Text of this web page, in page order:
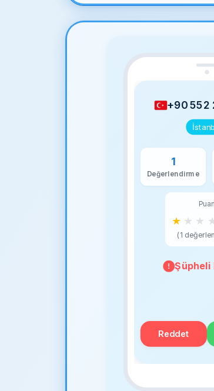
+90 552
1
Değerlendirme
Puan
★ ★ ★
(1
Şüpheli
Reddet